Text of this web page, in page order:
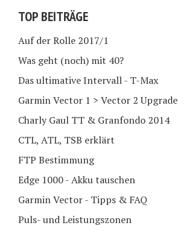
TOP BEITRÄGE
Auf der Rolle 2017/1
Was geht (noch) mit 40?
Das ultimative Intervall - T-Max
Garmin Vector 1 > Vector 2 Upgrade
Charly Gaul TT & Granfondo 2014
CTL, ATL, TSB erklärt
FTP Bestimmung
Edge 1000 - Akku tauschen
Garmin Vector - Tipps & FAQ
Puls- und Leistungszonen